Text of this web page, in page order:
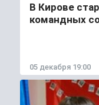
В Кирове
командных
05 декабря 19:00